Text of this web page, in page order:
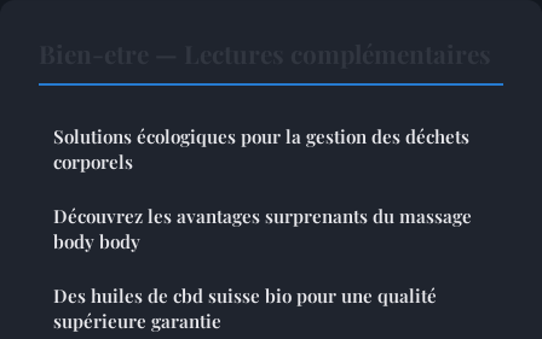
Solutions écologiques pour la gestion des déchets
corporels
Découvrez les avantages surprenants du massage
body body
Des huiles de cbd suisse bio pour une qualité
supérieure garantie